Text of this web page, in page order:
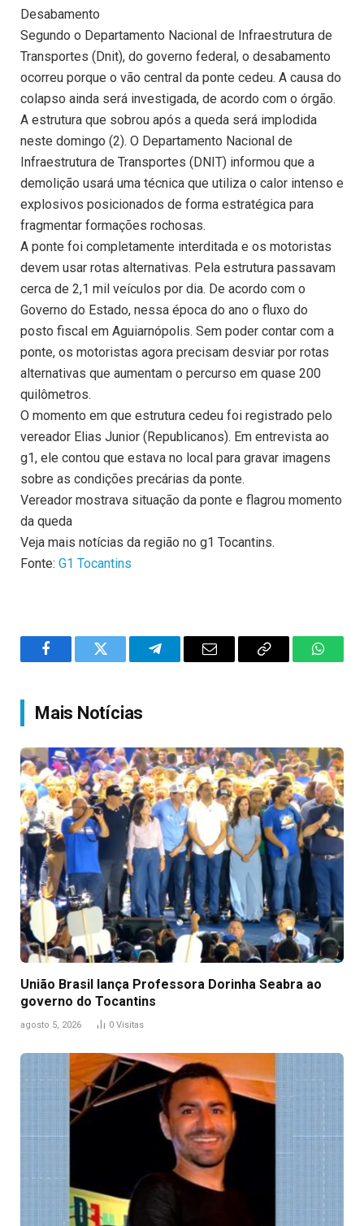
Desabamento
Segundo o Departamento Nacional de Infraestrutura de
Transportes (Dnit), do governo federal, o desabamento
ocorreu porque o vão central da ponte cedeu. A causa do
colapso ainda será investigada, de acordo com o órgão.
A estrutura que sobrou após a queda será implodida
neste domingo (2). O Departamento Nacional de
Infraestrutura de Transportes (DNIT) informou que a
demolição usará uma técnica que utiliza o calor intenso e
explosivos posicionados de forma estratégica para
fragmentar formações rochosas.
A ponte foi completamente interditada e os motoristas
devem usar rotas alternativas. Pela estrutura passavam
cerca de 2,1 mil veículos por dia. De acordo com o
Governo do Estado, nessa época do ano o fluxo do
posto fiscal em Aguiarnópolis. Sem poder contar com a
ponte, os motoristas agora precisam desviar por rotas
alternativas que aumentam o percurso em quase 200
quilômetros.
O momento em que estrutura cedeu foi registrado pelo
vereador Elias Junior (Republicanos). Em entrevista ao
g1, ele contou que estava no local para gravar imagens
sobre as condições precárias da ponte.
Vereador mostrava situação da ponte e flagrou momento
da queda
Veja mais notícias da região no g1 Tocantins.
Fonte: G1 Tocantins
FacebookTwitter TelegramEmail
Copy
Mais Notícias
União Brasil lança Professora Dorinha Seabra ao
governo do Tocantins
agosto 5, 2026 0 Visitas